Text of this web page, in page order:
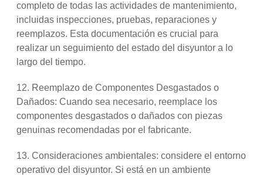
completo de todas las actividades de mantenimiento,
incluidas inspecciones, pruebas, reparaciones y
reemplazos. Esta documentación es crucial para
realizar un seguimiento del estado del disyuntor a lo
largo del tiempo.
12. Reemplazo de Componentes Desgastados o
Dañados: Cuando sea necesario, reemplace los
componentes desgastados o dañados con piezas
genuinas recomendadas por el fabricante.
13. Consideraciones ambientales: considere el entorno
operativo del disyuntor. Si está en un ambiente